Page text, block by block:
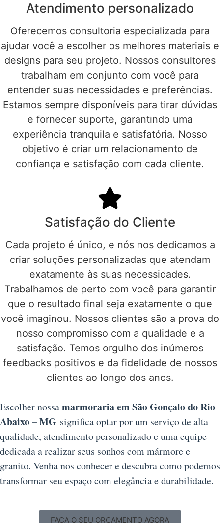
Atendimento personalizado
Oferecemos consultoria especializada para
ajudar você a escolher os melhores materiais e
designs para seu projeto. Nossos consultores
trabalham em conjunto com você para
entender suas necessidades e preferências.
Estamos sempre disponíveis para tirar dúvidas
e fornecer suporte, garantindo uma
experiência tranquila e satisfatória. Nosso
objetivo é criar um relacionamento de
confiança e satisfação com cada cliente.
Satisfação do Cliente
Cada projeto é único, e nós nos dedicamos a
criar soluções personalizadas que atendam
exatamente às suas necessidades.
Trabalhamos de perto com você para garantir
que o resultado final seja exatamente o que
você imaginou. Nossos clientes são a prova do
nosso compromisso com a qualidade e a
satisfação. Temos orgulho dos inúmeros
feedbacks positivos e da fidelidade de nossos
clientes ao longo dos anos.
Escolher nossamarmoraria em São Gonçalo do Rio
Abaixo – MG significa optar por um serviço de alta
qualidade, atendimento personalizado e uma equipe
dedicada a realizar seus sonhos com mármore e
granito. Venha nos conhecer e descubra como podemos
transformar seu espaço com elegância e durabilidade.
FAÇA O SEU ORÇAMENTO AGORA